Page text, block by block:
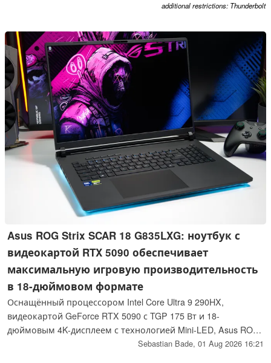
additional restrictions: Thunderbolt
Asus ROG Strix SCAR 18 G835LXG: ноутбук с
видеокартой RTX 5090 обеспечивает
максимальную игровую производительность
в 18-дюймовом формате
Оснащённый процессором Intel Core Ultra 9 290HX,
видеокартой GeForce RTX 5090 с TGP 175 Вт и 18-
дюймовым 4K-дисплеем с технологией Mini-LED, Asus ROG
Strix SCAR 18 G835LXG входит в число самых мощных
Sebastian Bade, 01 Aug 2026 16:21